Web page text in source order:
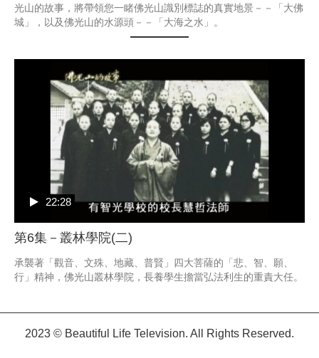
光山的故事，將帶領您一睹佛光山識別標誌的真實地景－－「大佛
城」，以及佛光山的水源頭－－「大海之水」。
第6集－叢林學院(二)
22:28
承襲著「觀音、文殊、地藏、普賢」四大菩薩的「悲、智、願、
行」精神，佛光山叢林學院，長養學生擔當弘法利生的重責大任。
2023 © Beautiful Life Television. All Rights Reserved.